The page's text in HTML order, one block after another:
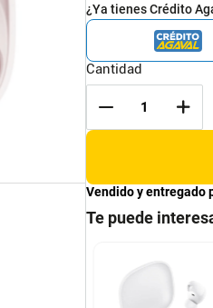
¿Ya tienes Crédito
Cantidad
Vendido y entregado
Te puede